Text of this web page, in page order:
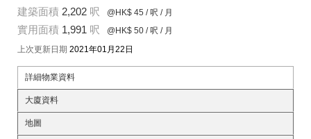
建築面積 2,202 呎 @HK$ 45 / 呎 / 月
實用面積 1,991 呎 @HK$ 50 / 呎 / 月
上次更新日期 2021年01月22日
詳細物業資料
大廈資料
地圖